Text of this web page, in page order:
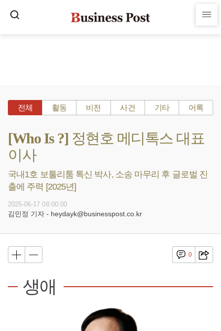
전체 활동 비전 사건 기타 어록
[Who Is ?] 정현호 메디톡스 대표
이사
국내1호 보툴리툼 톡신 박사, 소송 마무리 후 글로벌 진
출에 주력 [2025년]
2025-06-17 08:00:00
김민정 기자 - heydayk@businesspost.co.kr
0
생애